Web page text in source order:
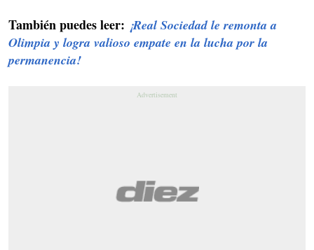
También puedes leer: ¡Real Sociedad le remonta a
Olimpia y logra valioso empate en la lucha por la
permanencia!